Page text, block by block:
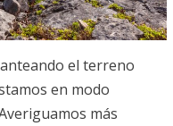
el terreno
en modo
más